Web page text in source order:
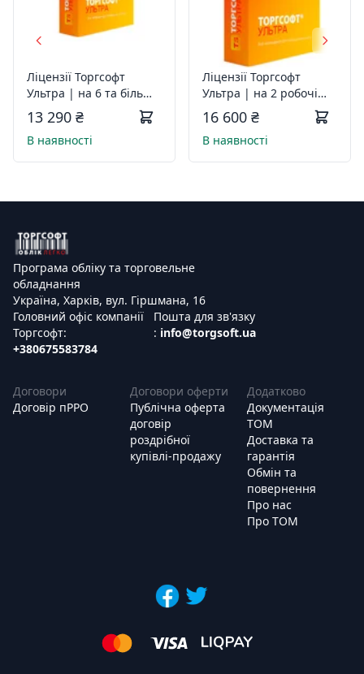
Ліцензії Торгсофт
Ультра | на 6 та більше
робочих місць, за 1 ПК
13 290 ₴
В наявності
Ліцензії Торгсофт
Ультра | на 2 робочі
місця, за 1 ПК
16 600 ₴
В наявності
Програма обліку та торговельне
обладнання
Україна, Харків, вул. Гіршмана, 16
Головний офіс компанії
Торгсофт:
+380675583784
Пошта для зв'язку
: info@torgsoft.ua
Договори
Договір пРРО
Договори оферти
Публічна оферта
договір
роздрібної
купівлі-продажу
Додатково
Документація
ТОМ
Доставка та
гарантія
Обмін та
повернення
Про нас
Про ТОМ